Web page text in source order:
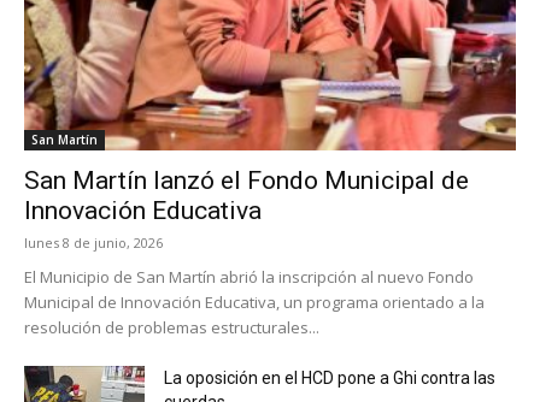
San Martín
San Martín lanzó el Fondo Municipal de
Innovación Educativa
lunes 8 de junio, 2026
El Municipio de San Martín abrió la inscripción al nuevo Fondo
Municipal de Innovación Educativa, un programa orientado a la
resolución de problemas estructurales...
La oposición en el HCD pone a Ghi contra las